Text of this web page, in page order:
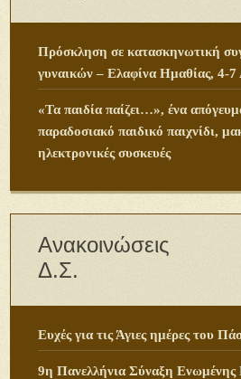
Πρόσκληση σε κατασκηνωτική
γυναικών – Ελαφίνα Ημαθίας, 4-
«Τα παιδία παίζει…», ένα
παραδοσιακό παιδικό παιχνίδι,
ηλεκτρονικές συσκευές
Ανακοινώσεις
Δ.Σ.
Ευχές για τις Άγιες ημέρες του
9η Πανελλήνια Σύναξη